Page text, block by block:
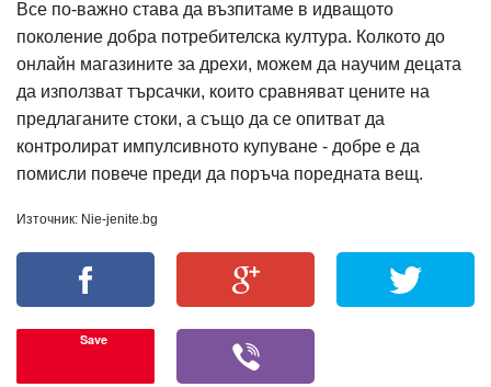
Все по-важно става да възпитаме в идващото
поколение добра потребителска култура. Колкото до
онлайн магазините за дрехи, можем да научим децата
да използват търсачки, които сравняват цените на
предлаганите стоки, а също да се опитват да
контролират импулсивното купуване - добре е да
помисли повече преди да поръча поредната вещ.
Източник: Nie-jenite.bg
Save